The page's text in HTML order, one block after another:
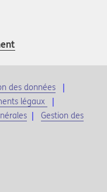
des données
légaux
Gestion des